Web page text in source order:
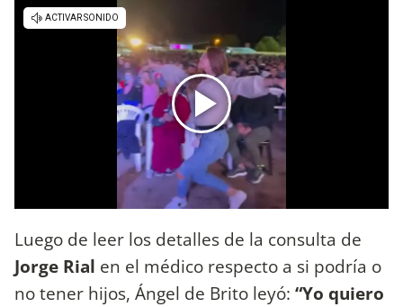
Luego de leer los detalles de la consulta de
Jorge Rial en el médico respecto a si podría o
no tener hijos, Ángel de Brito leyó: “Yo quiero